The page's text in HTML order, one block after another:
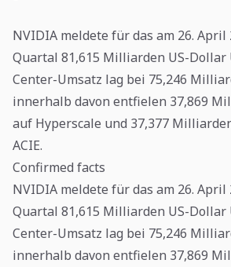
NVIDIA meldete für das am 26. April
Quartal 81,615 Milliarden US-Dollar
Center-Umsatz lag bei 75,246
innerhalb davon entfielen 37,869
auf Hyperscale und 37,377
ACIE.
Confirmed facts
NVIDIA meldete für das am 26. April
Quartal 81,615 Milliarden US-Dollar
Center-Umsatz lag bei 75,246
innerhalb davon entfielen 37,869